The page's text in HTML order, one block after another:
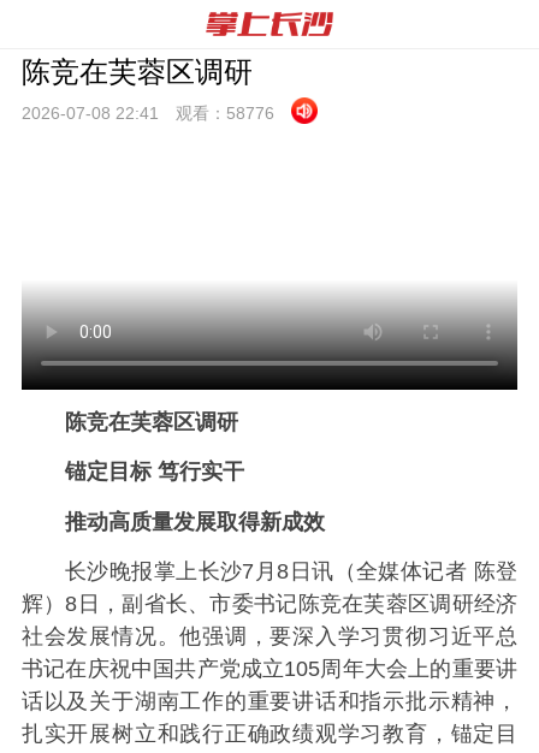
陈竞在芙蓉区调研
2026-07-08 22:41 观看： 58776
陈竞在芙蓉区调研
锚定目标 笃行实干
推动高质量发展取得新成效
长沙晚报掌上长沙7月8日讯（全媒体记者 陈登
辉）8日，副省长、市委书记陈竞在芙蓉区调研经济
社会发展情况。他强调，要深入学习贯彻习近平总
书记在庆祝中国共产党成立105周年大会上的重要讲
话以及关于湖南工作的重要讲话和指示批示精神，
扎实开展树立和践行正确政绩观学习教育，锚定目